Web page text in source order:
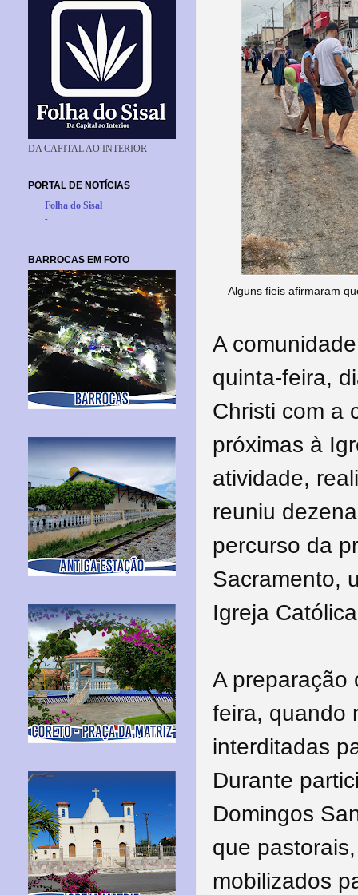
Alguns fieis afirmaram
A
quinta-feira,
Christi com a
próximas à
atividade,
reuniu
percurso da
Sacramento,
Igreja
A preparação
feira, quando
interditadas
Durante
Domingos
que
mobilizados
DA CAPITAL AO INTERIOR
PORTAL DE NOTÍCIAS
Folha do Sisal
-
BARROCAS EM FOTO